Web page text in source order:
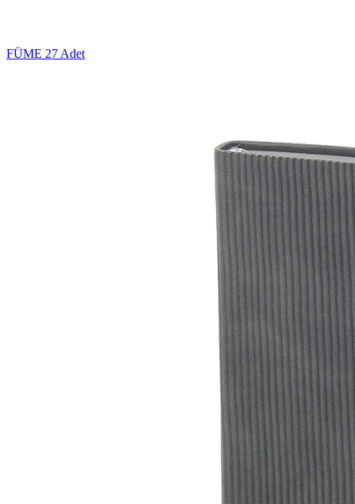
FÜME 27 Adet